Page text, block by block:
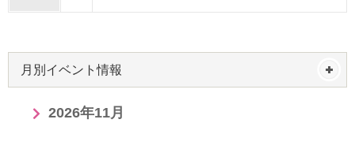
月別イベント情報
2026年11月